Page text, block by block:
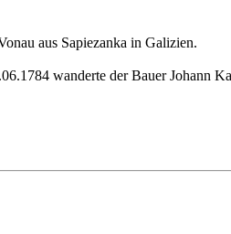
aus Sapiezanka in Galizien.
wanderte der Bauer Johann